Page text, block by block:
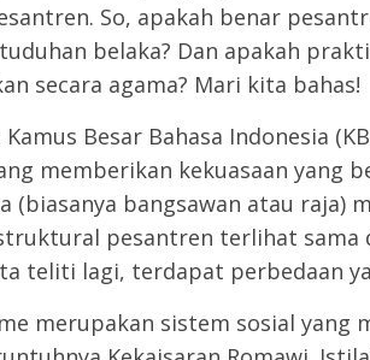
So, apakah benar
belaka? Dan apakah
secara agama? Mari kita bahas!
Besar Bahasa Indonesia
memberikan kekuasaan yang
(biasanya bangsawan atau raja)
pesantren terlihat sama
teliti lagi, terdapat perbedaan
merupakan sistem sosial yang